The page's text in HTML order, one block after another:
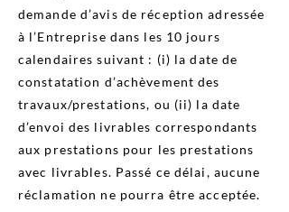
demande d’avis de réception adressée
à l’Entreprise dans les 10 jours
calendaires suivant : (i) la date de
constatation d’achèvement des
travaux/prestations, ou (ii) la date
d’envoi des livrables correspondants
aux prestations pour les prestations
avec livrables. Passé ce délai, aucune
réclamation ne pourra être acceptée.